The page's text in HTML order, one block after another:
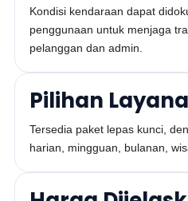
Kondisi kendaraan dapat
penggunaan untuk menjaga
pelanggan dan admin.
Pilihan
Tersedia paket lepas kunci,
harian, mingguan, bulanan,